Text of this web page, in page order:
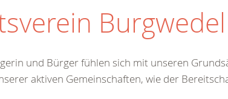
Burgwedel
und Bürger fühlen sich mit unseren
aktiven Gemeinschaften, wie der